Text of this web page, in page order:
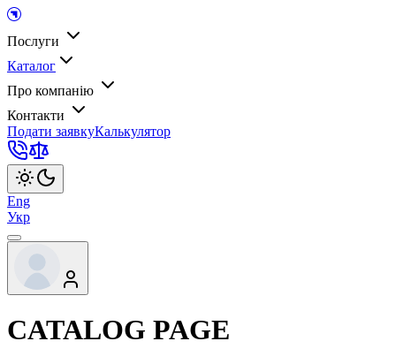
Послуги
Каталог
Про компанію
Контакти
Подати заявкуКалькулятор
Eng
Укр
CATALOG PAGE